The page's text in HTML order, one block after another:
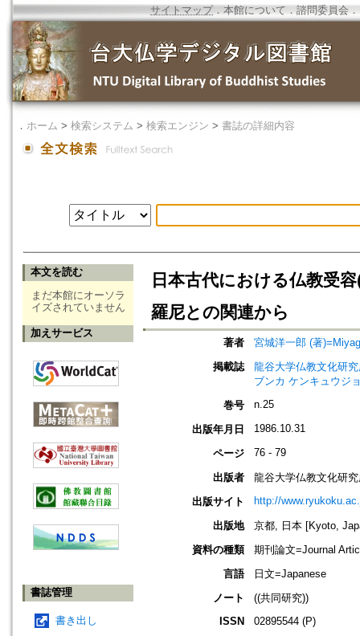
サイトマップ．本館について ． 諮問委員会 ．
． ホーム > 検索システム > 検索エンジン > 書誌の詳細内容
本文を読む
まだ本館にオーソラ
イズされていません
加えサービス
書誌管理
書き出し
日本古代における仏教受
羅尼との関連から
著者
宮城洋一郎 (著
掲載誌
龍谷大学仏教文化研
ブンカ ケンキュウジ
巻号
n.25
出版年月日 1986.10.31
ページ 76 - 79
出版者
龍谷大学仏教文化研
出版サイト
http://
出版地
京都, 日本 [Kyoto,
資料の種類
期刊論文=Journal
言語
日文=Japanese
ノート
((共同研究))
ISSN
02895544 (P)